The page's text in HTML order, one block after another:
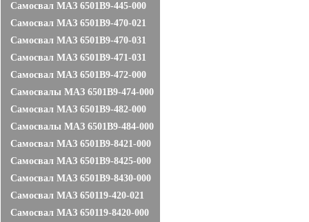
Самосвал МАЗ 6501В9-445-000
Самосвал МАЗ 6501В9-470-021
Самосвал МАЗ 6501В9-470-031
Самосвал МАЗ 6501В9-471-031
Самосвал МАЗ 6501В9-472-000
Самосвалы МАЗ 6501В9-474-000
Самосвал МАЗ 6501В9-482-000
Самосвалы МАЗ 6501В9-484-000
Самосвал МАЗ 6501В9-8421-000
Самосвал МАЗ 6501В9-8425-000
Самосвал МАЗ 6501В9-8430-000
Самосвал МАЗ 650119-420-021
Самосвал МАЗ 650119-8420-000